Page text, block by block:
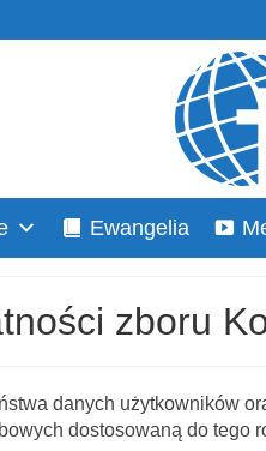
Ewangelia
zboru
danych użytkowników
dostosowaną do tego